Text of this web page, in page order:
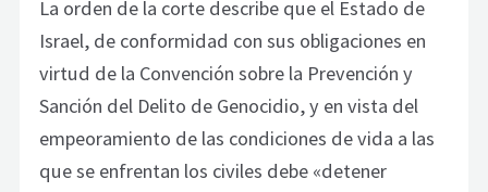
La orden de la corte describe que el Estado de
Israel, de conformidad con sus obligaciones en
virtud de la Convención sobre la Prevención y
Sanción del Delito de Genocidio, y en vista del
empeoramiento de las condiciones de vida a las
que se enfrentan los civiles debe «detener